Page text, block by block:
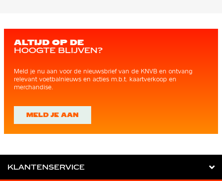
ALTIJD OP DE
HOOGTE BLIJVEN?
Meld je nu aan voor de nieuwsbrief van de KNVB en ontvang
relevant voetbalnieuws en acties m.b.t. kaartverkoop en
merchandise.
MELD JE AAN
KLANTENSERVICE